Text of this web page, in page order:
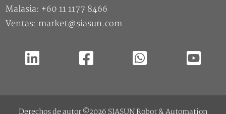
Malasia: +60 11 1177 8466
Ventas: market@siasun.com
Derechos de autor ©2026 SIASUN Robot & Automation